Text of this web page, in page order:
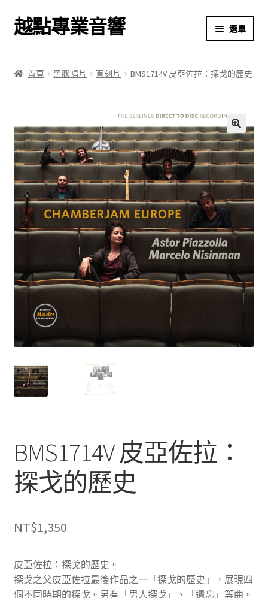
跳
至
覽
跳
至
要
越點專業音響 選單
我的帳號
結帳
購物車
首頁 黑膠唱片 直刻片 BMS1714V 皮亞佐拉：探戈的歷史
🔍
BMS1714V 皮亞佐拉：
探戈的歷史
NT$1,350
皮亞佐拉：探戈的歷史。
探戈之父皮亞佐拉最後作品之一「探戈的歷史」，展現四
個不同時期的探戈。另有「男人探戈」、「遺忘」等曲。